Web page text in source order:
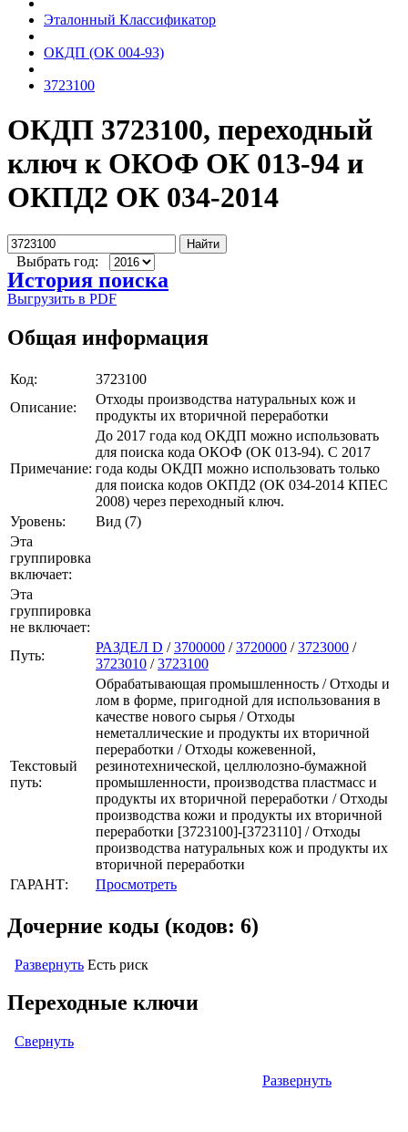
Эталонный Классификатор
ОКДП (ОК 004-93)
3723100
ОКДП 3723100, переходный
ключ к ОКОФ ОК 013-94 и
ОКПД2 ОК 034-2014
Найти
Выбрать год:
История поиска
Выгрузить в PDF
Общая информация
Код:
3723100
Описание:
Отходы производства натуральных кож и
продукты их вторичной переработки
Примечание:
До 2017 года код ОКДП можно использовать
для поиска кода ОКОФ (ОК 013-94). C 2017
года коды ОКДП можно использовать только
для поиска кодов ОКПД2 (ОК 034-2014 КПЕС
2008) через переходный ключ.
Уровень:
Вид (7)
Эта
группировка
включает:
Эта
группировка
не включает:
Путь:
РАЗДЕЛ D /3700000 /3720000 /3723000 /
3723010 /3723100
Текстовый
путь:
Обрабатывающая промышленность / Отходы и
лом в форме, пригодной для использования в
качестве нового сырья / Отходы
неметаллические и продукты их вторичной
переработки / Отходы кожевенной,
резинотехнической, целлюлозно-бумажной
промышленности, производства пластмасс и
продукты их вторичной переработки / Отходы
производства кожи и продукты их вторичной
переработки [3723100]-[3723110] / Отходы
производства натуральных кож и продукты их
вторичной переработки
ГАРАНТ:
Просмотреть
Дочерние коды (кодов: 6)
Развернуть Есть риск
Переходные ключи
Свернуть
Развернуть